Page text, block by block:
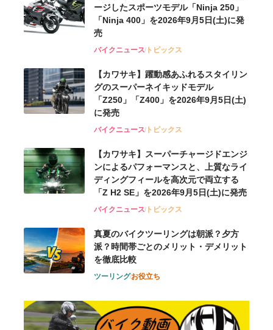
ージしたスポーツモデル「Ninja 250」
「Ninja 400」を2026年9月5日(土)に発
売
バイクニューストピックス
【カワサキ】躍動感あふれるスタイリン
グのスーパーネイキッドモデル
「Z250」「Z400」を2026年9月5日(土)
に発売
バイクニューストピックス
【カワサキ】スーパーチャージドエンジ
ンによるパフォーマンスと、上質なライ
ディングフィールを高次元で両立する
「Z H2 SE」を2026年9月5日(土)に発売
バイクニューストピックス
真夏のバイクツーリングは朝派？夕方
派？時間帯ごとのメリット・デメリット
を徹底比較
ツーリングお役立ち